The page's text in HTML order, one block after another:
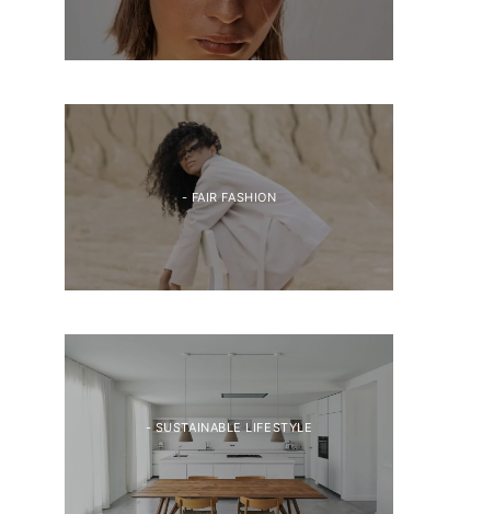
- FAIR FASHION
- SUSTAINABLE LIFESTYLE